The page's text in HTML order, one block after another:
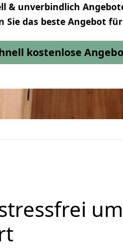
& unverbindlich
Sie das beste Angebot
kostenlose